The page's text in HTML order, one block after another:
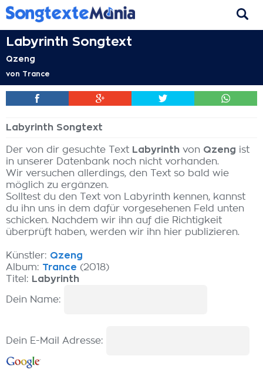
Labyrinth Songtext
Qzeng
von Trance
Labyrinth Songtext
Der von dir gesuchte Text Labyrinth von Qzeng ist
in unserer Datenbank noch nicht vorhanden.
Wir versuchen allerdings, den Text so bald wie
möglich zu ergänzen.
Solltest du den Text von Labyrinth kennen, kannst
du ihn uns in dem dafür vorgesehenen Feld unten
schicken. Nachdem wir ihn auf die Richtigkeit
überprüft haben, werden wir ihn hier publizieren.
Künstler: Qzeng
Album: Trance (2018)
Titel: Labyrinth
Dein Name:
Dein E-Mail Adresse: